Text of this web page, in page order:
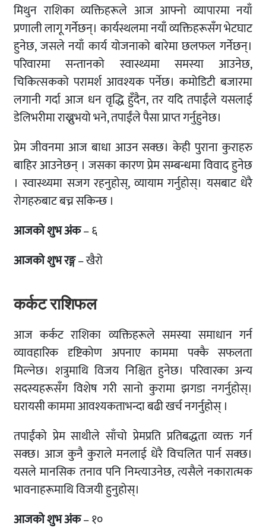
मिथुन राशिका व्यक्तिहरूले आज आफ्नो व्यापारमा नयाँ
प्रणाली लागू गर्नेछन्। कार्यस्थलमा नयाँ व्यक्तिहरूसँग भेटघाट
हुनेछ, जसले नयाँ कार्य योजनाको बारेमा छलफल गर्नेछन्।
परिवारमा सन्तानको स्वास्थ्यमा समस्या आउनेछ,
चिकित्सकको परामर्श आवश्यक पर्नेछ। कमोडिटी बजारमा
लगानी गर्दा आज धन वृद्धि हुँदैन, तर यदि तपाईंले यसलाई
डेलिभरीमा राख्नुभयो भने, तपाईंले पैसा प्राप्त गर्नुहुनेछ।
प्रेम जीवनमा आज बाधा आउन सक्छ। केही पुराना कुराहरु
बाहिर आउनेछन् । जसका कारण प्रेम सम्बन्धमा विवाद हुनेछ
। स्वास्थ्यमा सजग रहनुहोस्, व्यायाम गर्नुहोस्। यसबाट धेरै
रोगहरुबाट बच्न सकिन्छ ।
आजको शुभ अंक– ६
आजको शुभ रङ्ग– खैरो
कर्कट राशिफल
आज कर्कट राशिका व्यक्तिहरूले समस्या समाधान गर्न
व्यावहारिक दृष्टिकोण अपनाए काममा पक्कै सफलता
मिल्नेछ। शत्रुमाथि विजय निश्चित हुनेछ। परिवारका अन्य
सदस्यहरूसँग विशेष गरी सानो कुरामा झगडा नगर्नुहोस्।
घरायसी काममा आवश्यकताभन्दा बढी खर्च नगर्नुहोस् ।
तपाईंको प्रेम साथीले साँचो प्रेमप्रति प्रतिबद्धता व्यक्त गर्न
सक्छ। आज कुनै कुराले मनलाई धेरै विचलित पार्न सक्छ।
यसले मानसिक तनाव पनि निम्त्याउनेछ, त्यसैले नकारात्मक
भावनाहरूमाथि विजयी हुनुहोस्।
आजको शुभ अंक– १०